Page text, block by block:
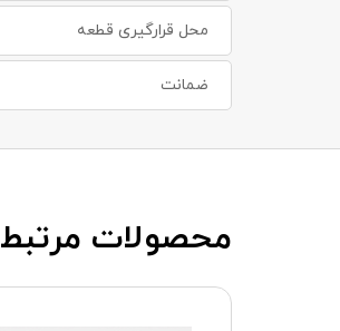
محل قرارگیری قطعه
ضمانت
محصولات مرتبط